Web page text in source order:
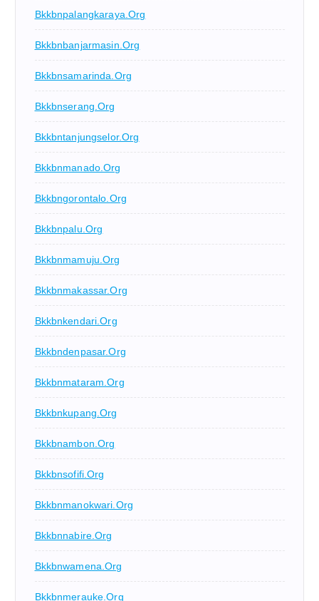
Bkkbnpalangkaraya.org
Bkkbnbanjarmasin.org
Bkkbnsamarinda.org
Bkkbnserang.org
Bkkbntanjungselor.org
Bkkbnmanado.org
Bkkbngorontalo.org
Bkkbnpalu.org
Bkkbnmamuju.org
Bkkbnmakassar.org
Bkkbnkendari.org
Bkkbndenpasar.org
Bkkbnmataram.org
Bkkbnkupang.org
Bkkbnambon.org
Bkkbnsofifi.org
Bkkbnmanokwari.org
Bkkbnnabire.org
Bkkbnwamena.org
Bkkbnmerauke.org